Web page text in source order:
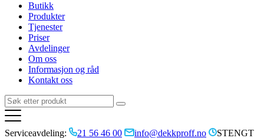
Butikk
Produkter
Tjenester
Priser
Avdelinger
Om oss
Informasjon og råd
Kontakt oss
Serviceavdeling: 21 56 46 00 info@dekkproff.no
STENGT